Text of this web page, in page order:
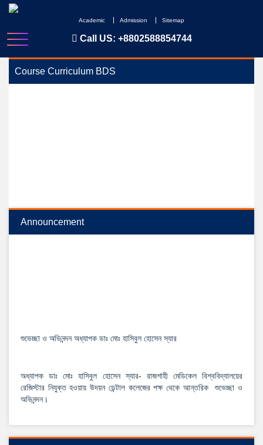
Skip
Academic Admission Sitemap
Call US: +8802588854744
Course Curriculum BDS
Announcement
শুভেচ্ছা ও অভিনন্দন অধ্যাপক ডাঃ মোঃ হাসিবুল হোসেন স্যার
অধ্যাপক ডাঃ মোঃ হাসিবুল হোসেন স্যার- রাজশাহী মেডিকেল বিশ্ববিদ্যালয়ের
রেজিস্টার নিযুক্ত হওয়ায় উদয়ন ডেন্টাল কলেজের পক্ষ থেকে আন্তরিক শুভেচ্ছা ও
অভিনন্দন।
২০২৫-২০২৬ইং শিক্ষাবর্ষে বেসরকারি ডেন্টাল কলেজে বিডিএস কোর্সে ভর্তি বিজ্ঞপ্তি